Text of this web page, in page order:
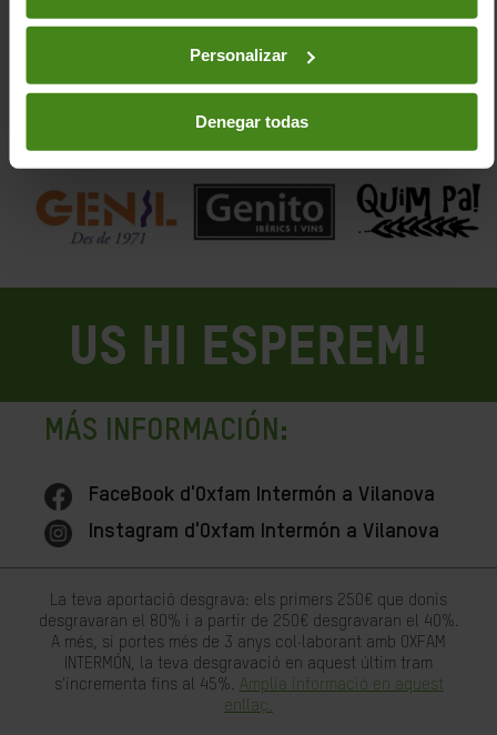
Personalizar
Denegar todas
US HI ESPEREM!
MÁS INFORMACIÓN:
FaceBook d'Oxfam Intermón a Vilanova
Instagram d'Oxfam Intermón a Vilanova
La teva aportació desgrava: els primers 250€ que donis
desgravaran el 80% i a partir de 250€ desgravaran el 40%.
A més, si portes més de 3 anys col·laborant amb OXFAM
INTERMÓN, la teva desgravació en aquest últim tram
s'incrementa fins al 45%. Amplia informació en aquest
enllaç.